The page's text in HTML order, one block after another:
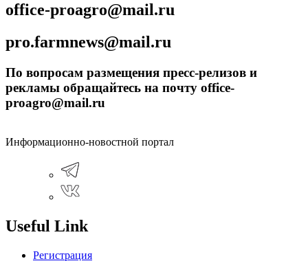
office-proagro@mail.ru
pro.farmnews@mail.ru
По вопросам размещения пресс-релизов и
рекламы обращайтесь на почту office-
proagro@mail.ru
Информационно-новостной портал
Useful Link
Регистрация